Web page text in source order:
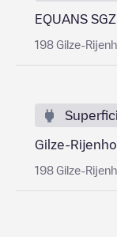
EQUANS
198 Gilze-
Gilze-
198 Gilze-